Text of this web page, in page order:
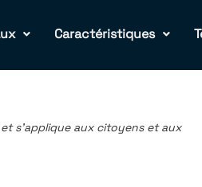
Caractéristiques
s’applique aux citoyens et aux